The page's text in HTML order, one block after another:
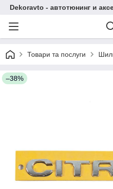
Dekoravto - автотюнинг и
Товари та послуги
–38%